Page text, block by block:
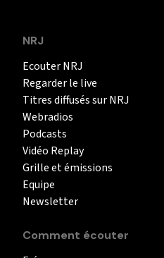
NRJ
Ecouter NRJ
Regarder le live
Titres diffusés sur NRJ
Webradios
Podcasts
Vidéo Replay
Grille et émissions
Equipe
Newsletter
Comment écouter